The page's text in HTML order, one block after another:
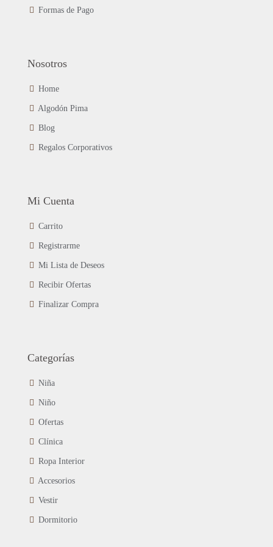
producto
Formas de Pago
Nosotros
Home
Algodón Pima
Blog
Regalos Corporativos
Mi Cuenta
Carrito
Registrarme
Mi Lista de Deseos
Recibir Ofertas
Finalizar Compra
Categorías
Niña
Niño
Ofertas
Clínica
Ropa Interior
Accesorios
Vestir
Dormitorio